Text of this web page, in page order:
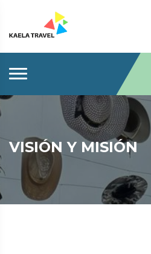
VISIÓN Y MISIÓN